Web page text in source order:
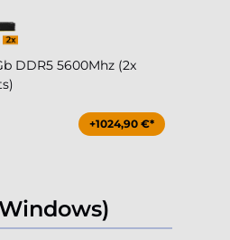
DDR5 5600Mhz (2x
+1024,90 €*